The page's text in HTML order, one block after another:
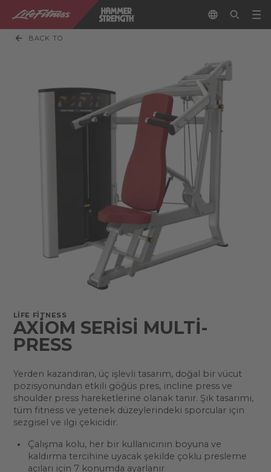
BACK TO
LIFE FITNESS
AXIOM SERISI MULTI-
PRESS
Yerden kazandıran, üç işlevli tasarım, doğal bir vücut
pozisyonundan etkili göğüs pres, incline press ve
shoulder press hareketlerine olanak tanır. Şık tasarımı,
tüm fitness ve yetenek düzeylerindeki sporcular için
sezgisel ve ilgi çekicidir.
Çalışma kolu, her bir kullanıcının boyuna ve
kaldırma tercihine uyacak şekilde çoklu presleme
açıları için 7 konumda ayarlanır